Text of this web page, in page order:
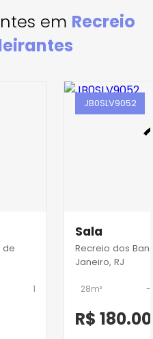
em Recreio
de
1
JB0SLV9052
Sala
Recreio dos
Janeiro, RJ
28m² -
R$